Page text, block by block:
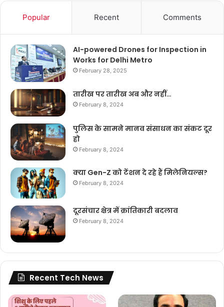
Popular Recent Comments
AI-powered Drones for Inspection in
Works for Delhi Metro
February 28, 2025
तारीख पर तारीख अब और नहीं…
February 8, 2024
पुलिस के सामने मानव संसाधन का संकट दूर
हो
February 8, 2024
क्या Gen-Z को टेंशन दे रहे हैं मिलेनियल्स?
February 8, 2024
दूरसंचार क्षेत्र में क्रांतिकारी बदलाव
February 8, 2024
Recent Tech News